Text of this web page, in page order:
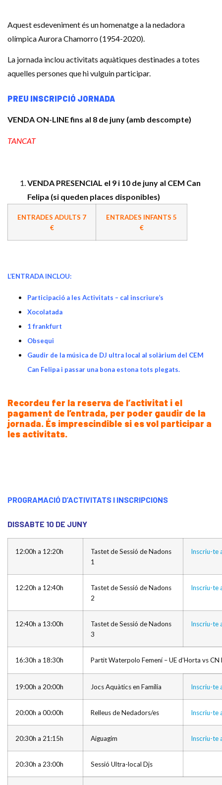
Aquest esdeveniment és un homenatge a la nedadora
olímpica Aurora Chamorro (1954-2020).
La jornada inclou activitats aquàtiques destinades a totes
aquelles persones que hi vulguin participar.
PREU INSCRIPCIÓ JORNADA
VENDA ON-LINE fins al 8 de juny (amb descompte)
TANCAT
VENDA PRESENCIAL el 9 i 10 de juny al CEM Can
Felipa (si queden places disponibles)
ENTRADES ADULTS 7
€
ENTRADES INFANTS 5
€
L’ENTRADA INCLOU:
Participació a les Activitats – cal inscriure’s
Xocolatada
1 frankfurt
Obsequi
Gaudir de la música de DJ ultra local al solàrium del CEM
Can Felipa i passar una bona estona tots plegats.
Recordeu fer la reserva de l’activitat i el
pagament de l’entrada, per poder gaudir de la
jornada. És imprescindible si es vol participar a
les activitats.
PROGRAMACIÓ D’ACTIVITATS I INSCRIPCIONS
DISSABTE 10 DE JUNY
12:00h a 12:20h
Tastet de Sessió de Nadons
1
Inscriu-te
12:20h a 12:40h
Tastet de Sessió de Nadons
2
Inscriu-te
12:40h a 13:00h
Tastet de Sessió de Nadons
3
Inscriu-te
16:30h a 18:30h Partit Waterpolo Femení – UE d’Horta vs CN
19:00h a 20:00h Jocs Aquàtics en Família Inscriu-te
20:00h a 00:00h Relleus de Nedadors/es Inscriu-te
20:30h a 21:15h Aiguagim Inscriu-te
20:30h a 23:00h Sessió Ultra-local Djs